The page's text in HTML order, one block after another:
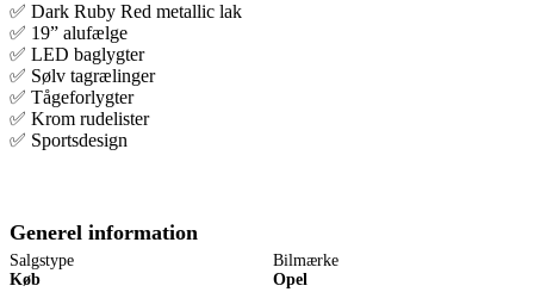
✅ Dark Ruby Red metallic lak
✅ 19” alufælge
✅ LED baglygter
✅ Sølv tagrælinger
✅ Tågeforlygter
✅ Krom rudelister
✅ Sportsdesign
Generel information
Salgstype
Køb
Bilmærke
Opel